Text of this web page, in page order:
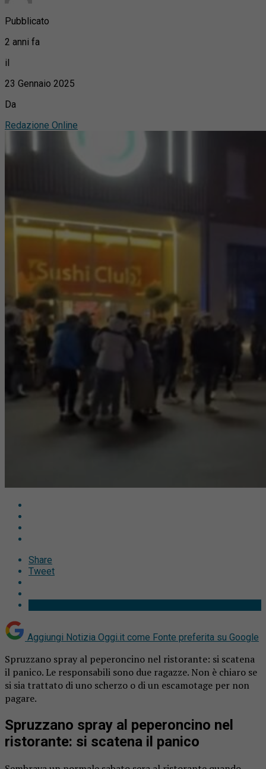
Pubblicato
2 anni fa
il
23 Gennaio 2025
Da
Redazione Online
Share
Tweet
Aggiungi Notizia Oggi.it come Fonte preferita su Google
Spruzzano spray al peperoncino nel ristorante: si scatena
il panico. Le responsabili sono due ragazze. Non è chiaro se
si sia trattato di uno scherzo o di un escamotage per non
pagare.
Spruzzano spray al peperoncino nel
ristorante: si scatena il panico